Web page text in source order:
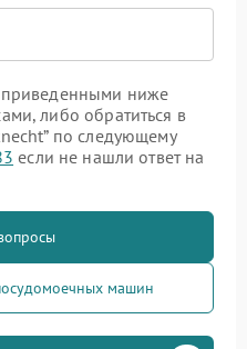
приведенными ниже
либо обратиться в
по следующему
если не нашли ответ на
машин